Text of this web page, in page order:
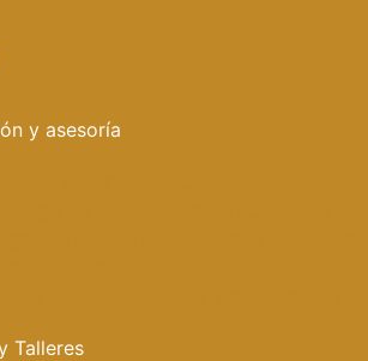
y asesoría
Talleres